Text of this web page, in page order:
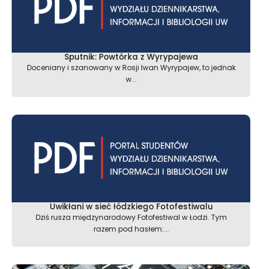
Sputnik: Powtórka z Wyrypajewa
Doceniany i szanowany w Rosji Iwan Wyrypajew, to jednak
w...
Uwikłani w sieć łódzkiego Fotofestiwalu
Dziś rusza międzynarodowy Fotofestiwal w Łodzi. Tym
razem pod hasłem:...